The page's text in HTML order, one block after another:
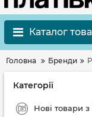
Каталог
Головна Бренди
Категорії
Нові товари з